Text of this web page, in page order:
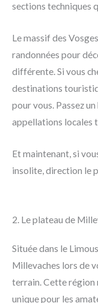
sections techniques
Le massif des
randonnées pour
différente. Si vous
destinations
pour vous. Passez
appellations locales
Et maintenant, si
insolite, direction le
2. Le plateau de
Située dans le
Millevaches lors de
terrain. Cette région
unique pour les